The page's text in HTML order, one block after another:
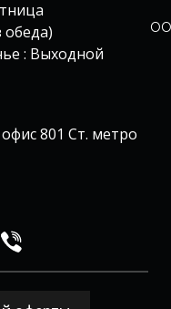
обеда)
: Выходной
801 Ст. метро